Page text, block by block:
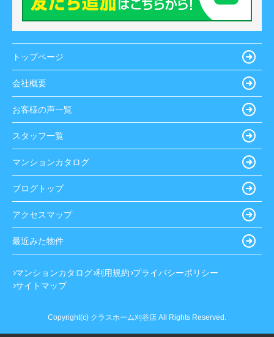
トップページ
会社概要
お客様の声一覧
スタッフ一覧
マンションカタログ
ブログトップ
アクセスマップ
最近みた物件
マンションカタログ 利用規約 プライバシーポリシー
サイトマップ
Copyright(c) クラスホーム刈谷店 All Rights Reserved.